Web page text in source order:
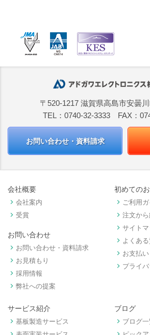
〒520-1217 滋賀県高島市安曇
TEL：0740-32-3333 FAX：
お問い合わせ・資料請求
会社概要
keyboard_arrow_right 会社案内
keyboard_arrow_right 受賞
お問い合わせ
keyboard_arrow_right お問い合わせ・資料請求
keyboard_arrow_right お見積もり
keyboard_arrow_right 採用情報
keyboard_arrow_right 弊社への提案
初めての
keyboard_arrow_right ご利用ガ
keyboard_arrow_right 注文か
keyboard_arrow_right サイト
keyboard_arrow_right よくある
keyboard_arrow_right お支払
keyboard_arrow_right プライ
サービス紹介
keyboard_arrow_right 基板製造サービス
ブログ
keyboard_arrow_right ブログ一